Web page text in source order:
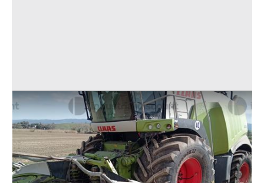
1#9975 Falcia trincia caricatrice CLAAS JAGUAR
Rosignano Marittimo (Livorno)
Offerta minima
75.000 €